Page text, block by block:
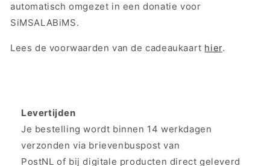
automatisch omgezet in een donatie voor
SiMSALABiMS.
Lees de voorwaarden van de cadeaukaart hier.
Levertijden
Je bestelling wordt binnen 14 werkdagen
verzonden via brievenbuspost van
PostNL of bij digitale producten direct geleverd